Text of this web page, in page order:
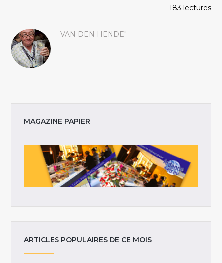
183 lectures
VAN DEN HENDE"
MAGAZINE PAPIER
ARTICLES POPULAIRES DE CE MOIS